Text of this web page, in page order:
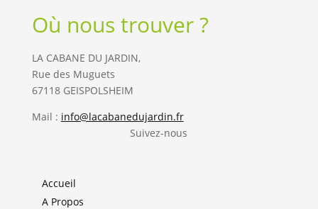
Où nous trouver ?
LA CABANE DU JARDIN,
Rue des Muguets
67118 GEISPOLSHEIM
Mail : info@lacabanedujardin.fr
Suivez-nous
Accueil
A Propos